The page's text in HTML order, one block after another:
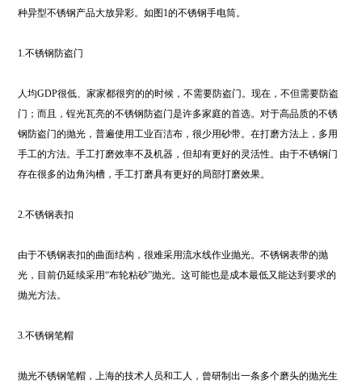
种异型不锈钢产品大放异彩。如图1的不锈钢手电筒。
1.不锈钢防盗门
人均GDP很低、家家都很穷的的时候，不需要防盗门。现在，不但需要防盗
门；而且，锃光瓦亮的不锈钢防盗门是许多家庭的首选。对于高品质的不锈
钢防盗门的抛光，普遍使用工业百洁布，很少用砂带。在打磨方法上，多用
手工的方法。手工打磨效率不及机器，但却有更好的灵活性。由于不锈钢门
存在很多的边角沟槽，手工打磨具有更好的局部打磨效果。
2.不锈钢表扣
由于不锈钢表扣的曲面结构，很难采用流水线作业抛光。不锈钢表带的抛
光，目前仍延续采用“布轮粘砂”抛光。这可能也是成本最低又能达到要求的
抛光方法。
3.不锈钢笔帽
抛光不锈钢笔帽，上海的技术人员和工人，曾研制出一条多个磨头的抛光生